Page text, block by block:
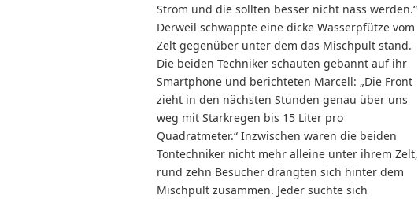
Strom und die sollten besser nicht nass werden.“
Derweil schwappte eine dicke Wasserpfütze vom
Zelt gegenüber unter dem das Mischpult stand.
Die beiden Techniker schauten gebannt auf ihr
Smartphone und berichteten Marcell: „Die Front
zieht in den nächsten Stunden genau über uns
weg mit Starkregen bis 15 Liter pro
Quadratmeter.“ Inzwischen waren die beiden
Tontechniker nicht mehr alleine unter ihrem Zelt,
rund zehn Besucher drängten sich hinter dem
Mischpult zusammen. Jeder suchte sich